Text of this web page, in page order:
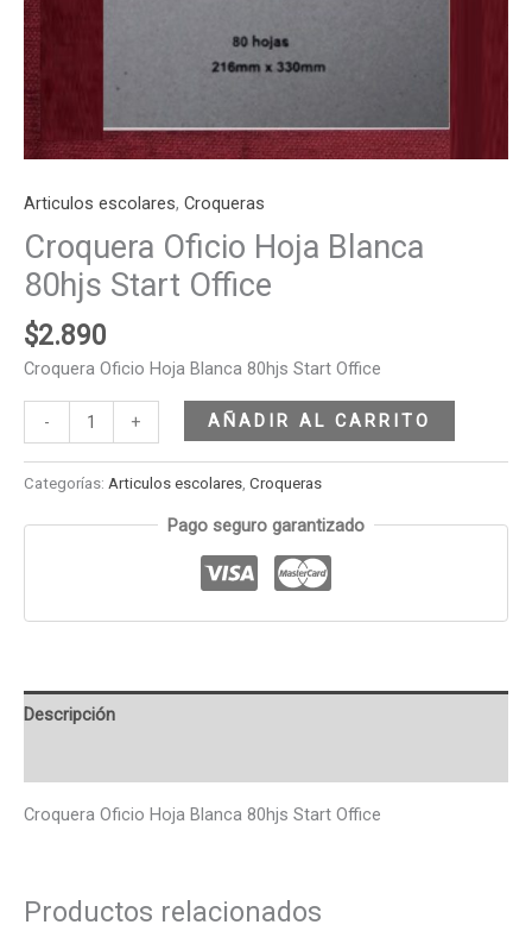
Articulos escolares, Croqueras
Croquera Oficio Hoja Blanca
80hjs Start Office
$2.890
Croquera Oficio Hoja Blanca 80hjs Start Office
- + AÑADIR AL CARRITO
Categorías: Articulos escolares, Croqueras
Pago seguro garantizado
Descripción
Croquera Oficio Hoja Blanca 80hjs Start Office
Productos relacionados